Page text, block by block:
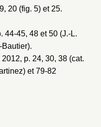
20 (fig. 5) et 25.
44-45, 48 et 50 (J.-L.
Bautier).
2012, p. 24, 30, 38 (cat.
et 79-82